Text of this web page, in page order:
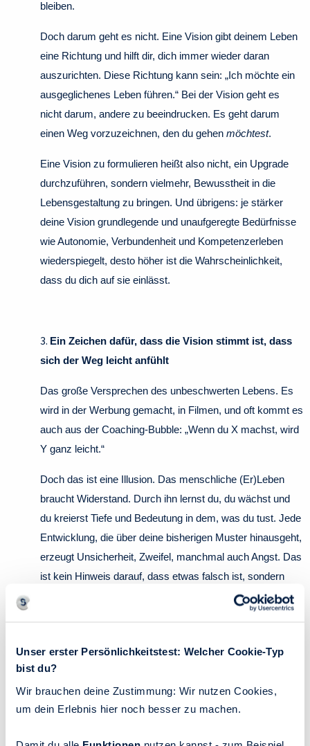
Unser erster Persönlichkeitstest: Welcher Cookie-Typ
bist du?
Wir brauchen deine Zustimmung: Wir nutzen Cookies,
um dein Erlebnis hier noch besser zu machen.
bleiben.
Doch darum geht es nicht. Eine Vision gibt deinem Leben
eine Richtung und hilft dir, dich immer wieder daran
auszurichten. Diese Richtung kann sein: „Ich möchte ein
ausgeglichenes Leben führen.“ Bei der Vision geht es
nicht darum, andere zu beeindrucken. Es geht darum
einen Weg vorzuzeichnen, den du gehen möchtest.
Eine Vision zu formulieren heißt also nicht, ein Upgrade
durchzuführen, sondern vielmehr, Bewusstheit in die
Lebensgestaltung zu bringen. Und übrigens: je stärker
deine Vision grundlegende und unaufgeregte Bedürfnisse
wie Autonomie, Verbundenheit und Kompetenzerleben
wiederspiegelt, desto höher ist die Wahrscheinlichkeit,
dass du dich auf sie einlässt.
3. Ein Zeichen dafür, dass die Vision stimmt ist, dass
sich der Weg leicht anfühlt
Das große Versprechen des unbeschwerten Lebens. Es
wird in der Werbung gemacht, in Filmen, und oft kommt es
auch aus der Coaching-Bubble: „Wenn du X machst, wird
Y ganz leicht.“
Doch das ist eine Illusion. Das menschliche (Er)Leben
braucht Widerstand. Durch ihn lernst du, du wächst und
du kreierst Tiefe und Bedeutung in dem, was du tust. Jede
Entwicklung, die über deine bisherigen Muster hinausgeht,
erzeugt Unsicherheit, Zweifel, manchmal auch Angst. Das
ist kein Hinweis darauf, dass etwas falsch ist, sondern
leichtes Leben verspricht. Eine stimmige Version erzeugt
auch Schwierigkeiten. Doch nicht nur. Sie liefert dir auch
dich nimmst. Das verleiht dir das Gefühl der
Leben ausgeliefert fühlst, sobald etwas nicht so läuft, wie